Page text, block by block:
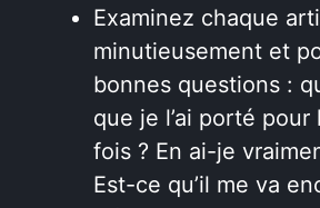
Examinez chaque
minutieusement et
bonnes questions :
que je l’ai porté pour
fois ? En ai-je
Est-ce qu’il me va